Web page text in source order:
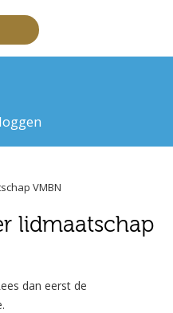
VMBN
lidmaatschap
dan eerst de